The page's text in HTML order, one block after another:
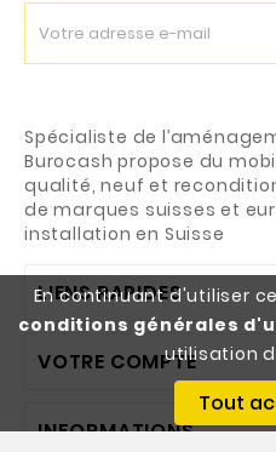
En continuant d'utiliser
conditions générales
utilisation
Tout
Spécialiste de
Burocash propose du
qualité, neuf et
de marques suisses et
installation en Suisse
LIENS RAPIDES
VOTRE COMPTE
INFORMATIONS